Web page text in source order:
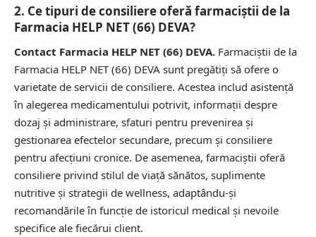
2. Ce tipuri de consiliere oferă farmaciștii de la
Farmacia HELP NET (66) DEVA?
Contact Farmacia HELP NET (66) DEVA. Farmaciștii de la
Farmacia HELP NET (66) DEVA sunt pregătiți să ofere o
varietate de servicii de consiliere. Acestea includ asistență
în alegerea medicamentului potrivit, informații despre
dozaj și administrare, sfaturi pentru prevenirea și
gestionarea efectelor secundare, precum și consiliere
pentru afecțiuni cronice. De asemenea, farmaciștii oferă
consiliere privind stilul de viață sănătos, suplimente
nutritive și strategii de wellness, adaptându-și
recomandările în funcție de istoricul medical și nevoile
specifice ale fiecărui client.